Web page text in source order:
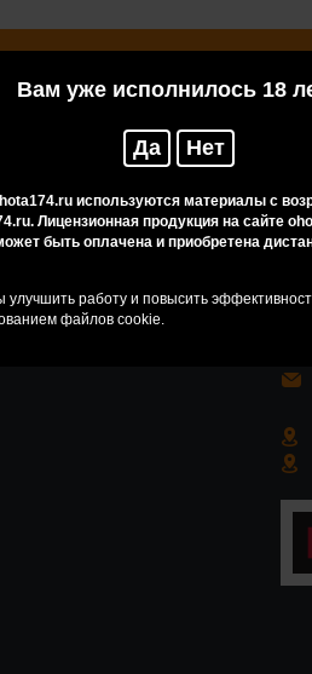
Вам уже исполнилось 18
Да Нет
используются материалы с
Лицензионная продукция на сайте
быть оплачена и приобретена
работу и повысить
файлов cookie.
или вопросы, Вы всегда